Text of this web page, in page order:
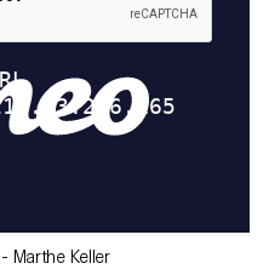
- Marthe Keller